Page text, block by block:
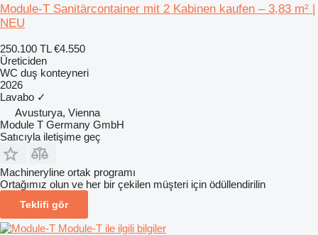
Module-T Sanitärcontainer mit 2 Kabinen kaufen – 3,83 m² |
NEU
250.100 TL €4.550
Üreticiden
WC duş konteyneri
2026
Lavabo ✓
Avusturya, Vienna
Module T Germany GmbH
Satıcıyla iletişime geç
Machineryline ortak programı
Ortağımız olun ve her bir çekilen müşteri için ödüllendirilin
Teklifi gör
Module-T ile ilgili bilgiler